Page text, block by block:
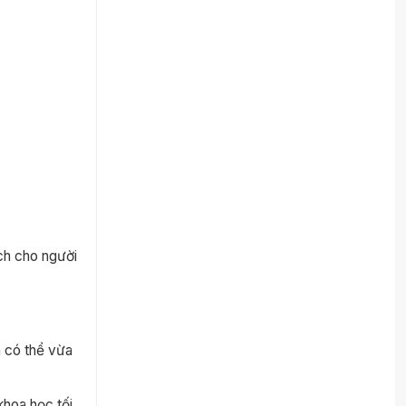
cho người
có thể vừa